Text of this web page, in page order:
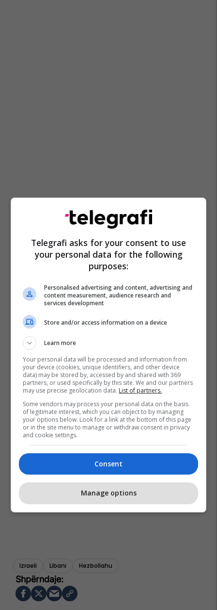
Izraeli Libani Hezbollahu
Telegrafi asks for your consent to use
your personal data for the following
purposes:
Personalised advertising and content, advertising and
content measurement, audience research and
services development
Store and/or access information on a device
Learn more
Your personal data will be processed and information from
your device (cookies, unique identifiers, and other device
data) may be stored by, accessed by and shared with 369
partners, or used specifically by this site. We and our partners
may use precise geolocation data. List of partners.
Some vendors may process your personal data on the basis
of legitimate interest, which you can object to by managing
your options below. Look for a link at the bottom of this page
or in the site menu to manage or withdraw consent in privacy
and cookie settings.
Consent
Manage options